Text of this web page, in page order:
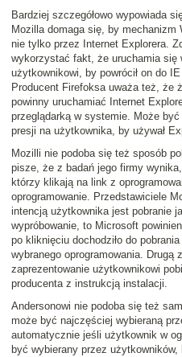
Bardziej szczegółowo wypowiada
Mozilla domaga się, by mechanizm
nie tylko przez Internet Explorera.
wykorzystać fakt, że uruchamia się
użytkownikowi, by powrócił on do
Producent Firefoksa uważa też, że
powinny uruchamiać Internet
przeglądarką w systemie. Może
presji na użytkownika, by używał
Mozilli nie podoba się też sposób
pisze, że z badań jego firmy
którzy klikają na link z
oprogramowanie. Przedstawiciele
intencją użytkownika jest pobranie
wypróbowanie, to Microsoft
po kliknięciu dochodziło do
wybranego oprogramowania.
zaprezentowanie użytkownikowi
producenta z instrukcją instalacji.
Andersonowi nie podoba się też
może być najczęściej wybieraną
automatycznie jeśli użytkownik w
być wybierany przez